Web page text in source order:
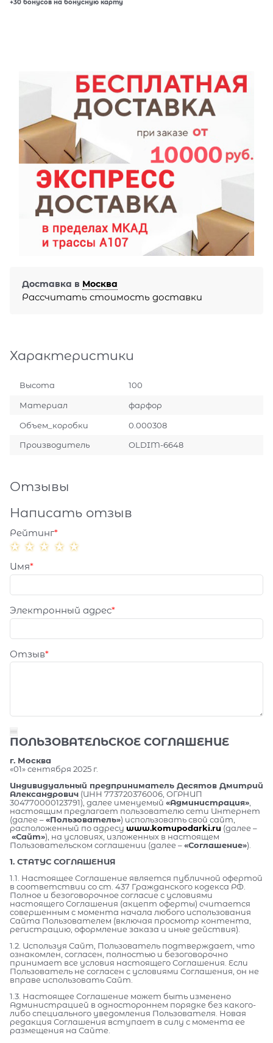
+30 бонусов на бонусную карту
Доставка в Москва
Рассчитать стоимость доставки
Характеристики
Высота 100
Материал фарфор
Объем_коробки 0.000308
Производитель OLDIM-6648
Отзывы
Написать отзыв
Рейтинг
Имя
Электронный адрес
Отзыв
ПОЛЬЗОВАТЕЛЬСКОЕ СОГЛАШЕНИЕ
г. Москва
«01» сентября 2025 г.
Индивидуальный предприниматель Десятов Дмитрий
Александрович (ИНН 773720376006, ОГРНИП
304770000123791), далее именуемый «Администрация»
настоящим предлагает пользователю сети Интернет
(далее –«Пользователь») использовать свой сайт,
расположенный по адресу www.komupodarki.ru (далее –
«Сайт»), на условиях, изложенных в настоящем
Пользовательском соглашении (далее –«Соглашение»).
1. СТАТУС СОГЛАШЕНИЯ
1.1. Настоящее Соглашение является публичной офертой
в соответствии со ст. 437 Гражданского кодекса РФ.
Полное и безоговорочное согласие с условиями
настоящего Соглашения (акцепт оферты) считается
совершенным с момента начала любого использования
Сайта Пользователем (включая просмотр контента,
регистрацию, оформление заказа и иные действия).
1.2. Используя Сайт, Пользователь подтверждает, что
ознакомлен, согласен, полностью и безоговорочно
принимает все условия настоящего Соглашения. Если
Пользователь не согласен с условиями Соглашения, он не
вправе использовать Сайт.
1.3. Настоящее Соглашение может быть изменено
Администрацией в одностороннем порядке без какого-
либо специального уведомления Пользователя. Новая
редакция Соглашения вступает в силу с момента ее
размещения на Сайте.